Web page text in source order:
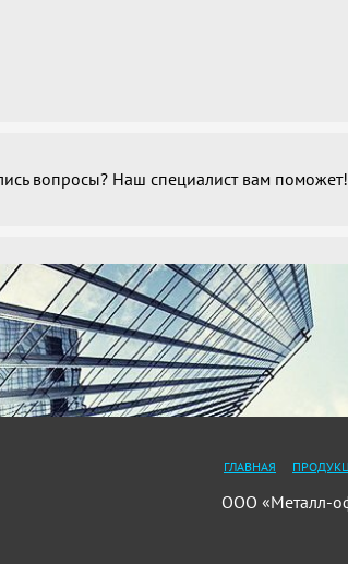
вопросы? Наш специалист вам поможет!
ГЛАВНАЯ
ООО «Металл-